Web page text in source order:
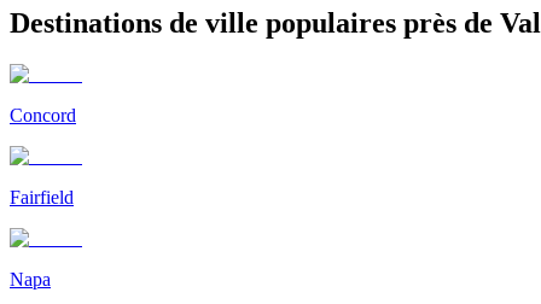
Destinations de ville populaires près de
Concord
Fairfield
Napa